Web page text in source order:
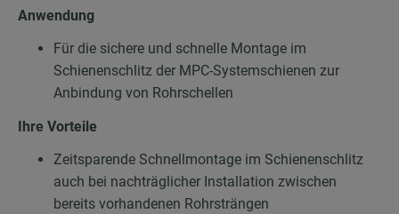
Anwendung
Für die sichere und schnelle Montage im
Schienenschlitz der MPC-Systemschienen zur
Anbindung von Rohrschellen
Ihre Vorteile
Zeitsparende Schnellmontage im Schienenschlitz
auch bei nachträglicher Installation zwischen
bereits vorhandenen Rohrsträngen